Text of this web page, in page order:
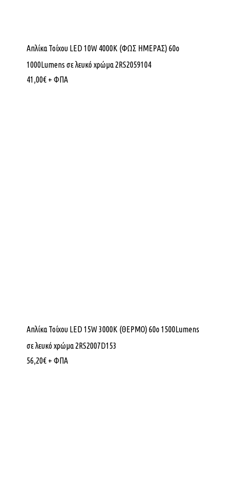
Απλίκα Τοίχου LED 10W 4000K (ΦΩΣ ΗΜΕΡΑΣ) 60ο
1000Lumens σε λευκό χρώμα 2RS2059104
41,00€ + ΦΠΑ
Απλίκα Τοίχου LED 15W 3000K (ΘΕΡΜΟ) 60ο 1500Lumens
σε λευκό χρώμα 2RS2007D153
56,20€ + ΦΠΑ